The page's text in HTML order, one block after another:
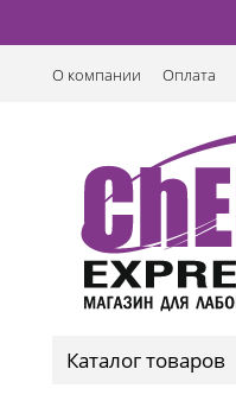
О компании Оплата
Каталог товаров